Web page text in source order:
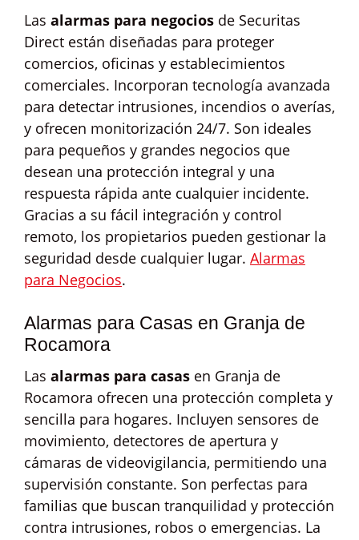
Las alarmas para negocios de Securitas
Direct están diseñadas para proteger
comercios, oficinas y establecimientos
comerciales. Incorporan tecnología avanzada
para detectar intrusiones, incendios o averías,
y ofrecen monitorización 24/7. Son ideales
para pequeños y grandes negocios que
desean una protección integral y una
respuesta rápida ante cualquier incidente.
Gracias a su fácil integración y control
remoto, los propietarios pueden gestionar la
seguridad desde cualquier lugar. Alarmas
para Negocios.
Alarmas para Casas en Granja de
Rocamora
Las alarmas para casas en Granja de
Rocamora ofrecen una protección completa y
sencilla para hogares. Incluyen sensores de
movimiento, detectores de apertura y
cámaras de videovigilancia, permitiendo una
supervisión constante. Son perfectas para
familias que buscan tranquilidad y protección
contra intrusiones, robos o emergencias. La